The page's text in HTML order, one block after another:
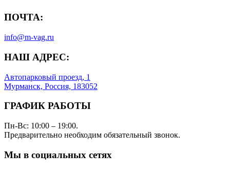
ПОЧТА:
info@m-vag.ru
НАШ АДРЕС:
Автопарковый проезд, 1
Мурманск, Россия, 183052
ГРАФИК РАБОТЫ
Пн-Вс: 10:00 – 19:00.
Предварительно необходим обязательный звонок.
Мы в социальных сетях